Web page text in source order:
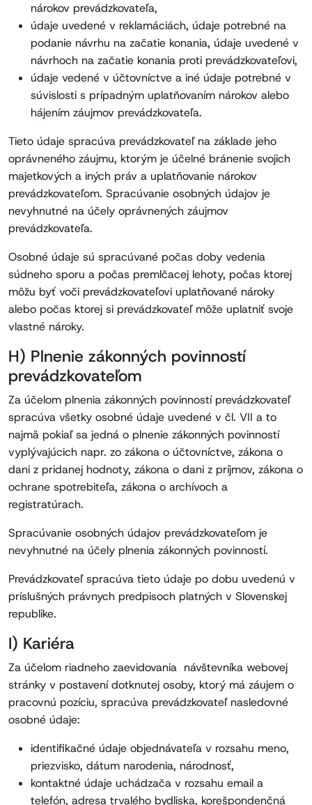
nárokov prevádzkovateľa,
údaje uvedené v reklamáciách, údaje potrebné na
podanie návrhu na začatie konania, údaje uvedené v
návrhoch na začatie konania proti prevádzkovateľovi,
údaje vedené v účtovníctve a iné údaje potrebné v
súvislosti s prípadným uplatňovaním nárokov alebo
hájením záujmov prevádzkovateľa.
Tieto údaje spracúva prevádzkovateľ na základe jeho
oprávneného záujmu, ktorým je účelné bránenie svojich
majetkových a iných práv a uplatňovanie nárokov
prevádzkovateľom. Spracúvanie osobných údajov je
nevyhnutné na účely oprávnených záujmov
prevádzkovateľa.
Osobné údaje sú spracúvané počas doby vedenia
súdneho sporu a počas premlčacej lehoty, počas ktorej
môžu byť voči prevádzkovateľovi uplatňované nároky
alebo počas ktorej si prevádzkovateľ môže uplatniť svoje
vlastné nároky.
H) Plnenie zákonných povinností
prevádzkovateľom
Za účelom plnenia zákonných povinností prevádzkovateľ
spracúva všetky osobné údaje uvedené v čl. VII a to
najmä pokiaľ sa jedná o plnenie zákonných povinností
vyplývajúcich napr. zo zákona o účtovníctve, zákona o
dani z pridanej hodnoty, zákona o dani z príjmov, zákona o
ochrane spotrebiteľa, zákona o archívoch a
registratúrach.
Spracúvanie osobných údajov prevádzkovateľom je
nevyhnutné na účely plnenia zákonných povinností.
Prevádzkovateľ spracúva tieto údaje po dobu uvedenú v
príslušných právnych predpisoch platných v Slovenskej
republike.
I) Kariéra
Za účelom riadneho zaevidovania návštevníka webovej
stránky v postavení dotknutej osoby, ktorý má záujem o
pracovnú pozíciu, spracúva prevádzkovateľ nasledovné
osobné údaje:
identifikačné údaje objednávateľa v rozsahu meno,
priezvisko, dátum narodenia, národnosť,
kontaktné údaje uchádzača v rozsahu email a
telefón, adresa trvalého bydliska, korešpondenčná